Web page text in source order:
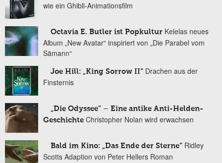
wie ein Ghibli-Animationsfilm
Octavia E. Butler ist Popkultur Kelelas neues
Album „New Avatar“ inspiriert von „Die Parabel vom
Sämann“
Joe Hill: „King Sorrow II“ Drachen aus der
Finsternis
„Die Odyssee“ – Eine antike Anti-Helden-
Geschichte Christopher Nolan wird erwachsen
Bald im Kino: „Das Ende der Sterne“ Ridley
Scotts Adaption von Peter Hellers Roman